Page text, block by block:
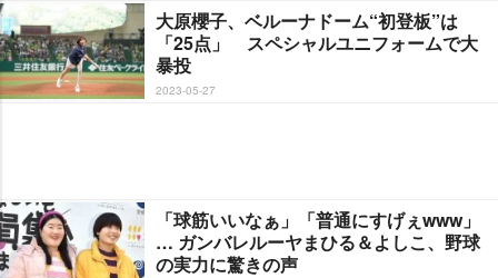
大原櫻子、ベルーナドーム“初登板”は
「25点」 スペシャルユニフォームで大
暴投
2023-05-27
「球筋いいなぁ」「普通にすげぇwww」
… ガンバレルーヤまひる＆よしこ、野球
の実力に驚きの声